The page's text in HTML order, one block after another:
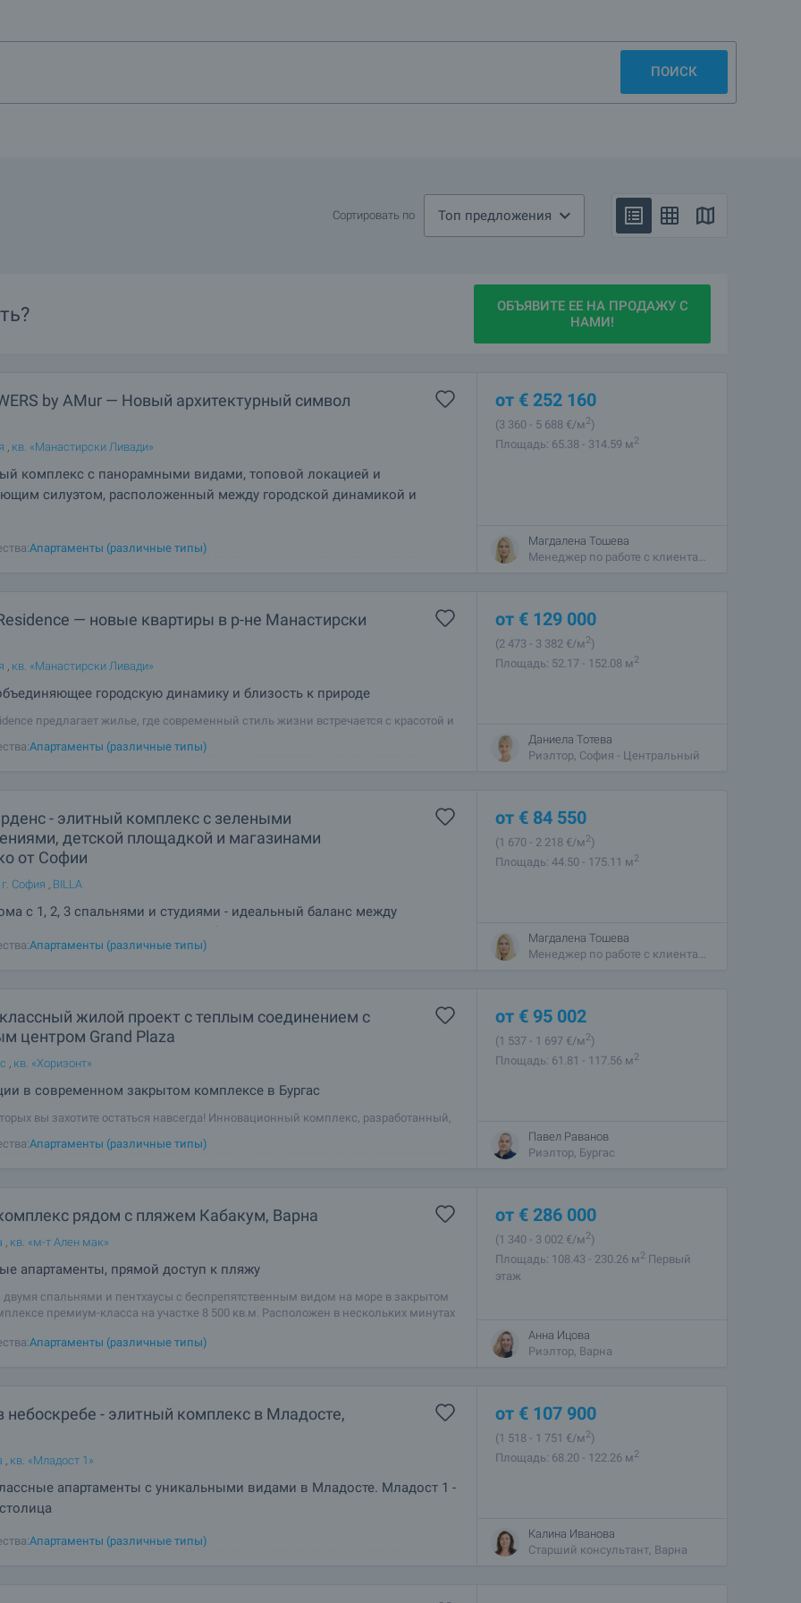
недвижимость, которая будет полностью соответствовать вашим ожиданиям. А с помощью наших специалистов все
быстро и качественно.
ПОИСК
Сортировать по Топ предложения
ОБЪЯВИТЕ ЕЕ НА ПРОДАЖУ С
НАМИ!
by AMur — Новый архитектурный символ
, кв. «Манастирски Ливади»
комплекс с панорамными видами, топовой локацией и
силуэтом, расположенный между городской динамикой и
by AMur - это проект высокого класса, призванный стать новой визитной
современной Софии. Возвышаясь над городом, два знаковых здания сочетают в
Апартаменты (различные типы)
от € 252 160
(3 360 - 5 688 €/м2)
Площадь: 65.38 - 314.59 м2
Магдалена Тошева
Менеджер по работе с клиентами, София - Центральный
— новые квартиры в р-не Манастирски
, кв. «Манастирски Ливади»
городскую динамику и близость к природе
предлагает жилье, где современный стиль жизни встречается с красотой и
в нескольких минутах от центра Софии, не отказываясь от свежего воздуха и
Апартаменты (различные типы)
от € 129 000
(2 473 - 3 382 €/м2)
Площадь: 52.17 - 152.08 м2
Даниела Тотева
Риэлтор, София - Центральный
- элитный комплекс с зелеными
детской площадкой и магазинами
от Софии
София , BILLA
с 1, 2, 3 спальнями и студиями - идеальный баланс между
динамикой и спокойствием небольшого поселка
Апартаменты (различные типы)
от € 84 550
(1 670 - 2 218 €/м2)
Площадь: 44.50 - 175.11 м2
Магдалена Тошева
Менеджер по работе с клиентами, София - Центральный
жилой проект с теплым соединением с
центром Grand Plaza
, кв. «Хоризонт»
в современном закрытом комплексе в Бургас
вы захотите остаться навсегда! Инновационный комплекс, разработанный,
социально связанной и полностью обслуживаемой. Мы представляем
Апартаменты (различные типы)
от € 95 002
(1 537 - 1 697 €/м2)
Площадь: 61.81 - 117.56 м2
Павел Раванов
Риэлтор, Бургас
рядом с пляжем Кабакум, Варна
, кв. «м-т Ален мак»
апартаменты, прямой доступ к пляжу
двумя спальнями и пентхаусы с беспрепятственным видом на море в закрытом
премиум-класса на участке 8 500 кв.м. Расположен в нескольких минутах
которые
Апартаменты (различные типы)
от € 286 000
(1 340 - 3 002 €/м2)
Площадь: 108.43 - 230.26 м2 Первый
этаж
Анна Ицова
Риэлтор, Варна
небоскребе - элитный комплекс в Младосте,
, кв. «Младост 1»
апартаменты с уникальными видами в Младосте. Младост 1 -
на вершине! Дом в небоскребе в нашей морской столице больше не является
Разрешение на строительство выдано. Выбирайте недвижимость в
Апартаменты (различные типы)
от € 107 900
(1 518 - 1 751 €/м2)
Площадь: 68.20 - 122.26 м2
Калина Иванова
Старший консультант, Варна